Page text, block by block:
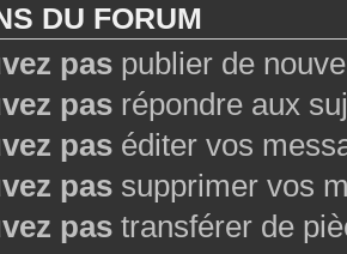
DU FORUM
pas publier de
pas répondre aux
pas éditer vos
pas supprimer vos
pas transférer de